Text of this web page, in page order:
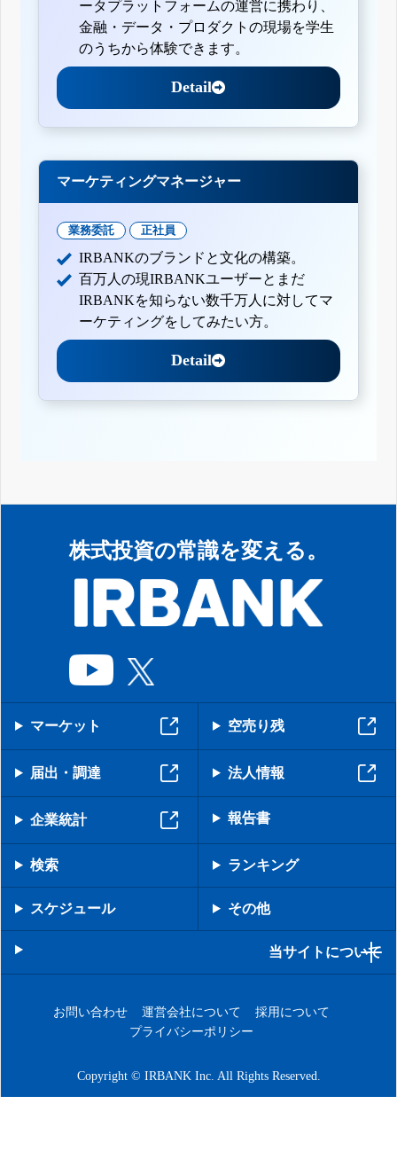
ータプラットフォームの運営に携わり、
金融・データ・プロダクトの現場を学生
のうちから体験できます。
Detail
マーケティングマネージャー
業務委託 正社員
IRBANKのブランドと文化の構築。
百万人の現IRBANKユーザーとまだ
IRBANKを知らない数千万人に対してマ
ーケティングをしてみたい方。
Detail
株式投資の常識を変える。
マーケット 空売り残
届出・調達 法人情報
企業統計 報告書
検索 ランキング
スケジュール その他
当サイトについて
お問い合わせ 運営会社について
採用について
プライバシーポリシー
Copyright © IRBANK Inc. All Rights Reserved.